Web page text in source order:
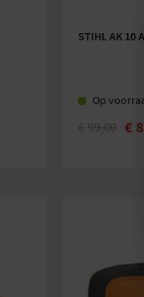
STIHL AK 10
Op
€ 99,00 €